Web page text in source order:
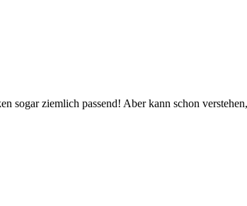
sogar ziemlich passend! Aber kann schon